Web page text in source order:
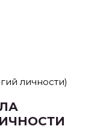
личности)